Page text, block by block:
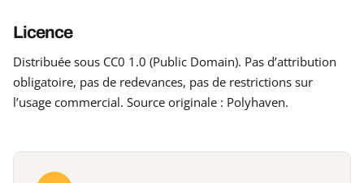
Licence
Distribuée sous CC0 1.0 (Public Domain). Pas d’attribution
obligatoire, pas de redevances, pas de restrictions sur
l’usage commercial. Source originale : Polyhaven.